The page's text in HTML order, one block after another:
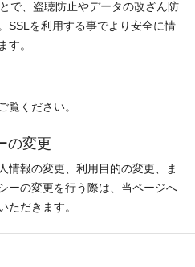
で、盗聴防止やデータの改ざん防
SSLを利用する事でより安全に情
す。
覧ください。
の変更
情報の変更、利用目的の変更、ま
ーの変更を行う際は、当ページへ
ただきます。